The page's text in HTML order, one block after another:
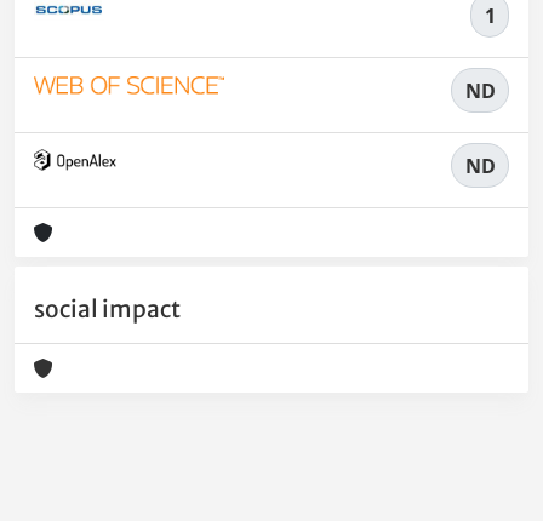
1
ND
ND
social impact